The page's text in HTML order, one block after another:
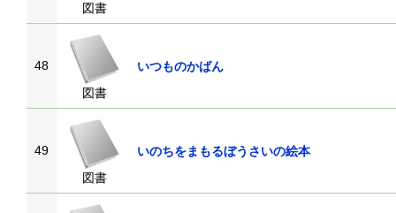
図書
48
図書
いつものかばん
49
図書
いのちをまもるぼうさいの絵本